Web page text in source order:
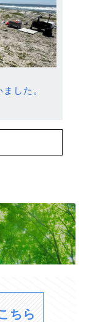
した。
ちら